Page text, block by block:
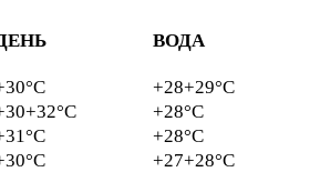
ВОДА
+28+29°C
+28°C
+28°C
+27+28°C